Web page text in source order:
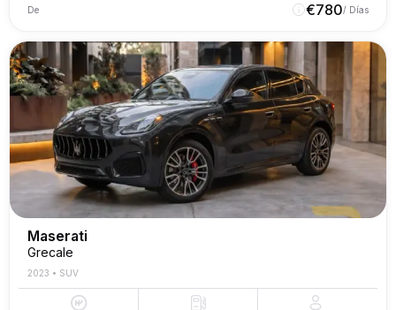
De €780/ Días
Maserati
Grecale
2023 • SUV